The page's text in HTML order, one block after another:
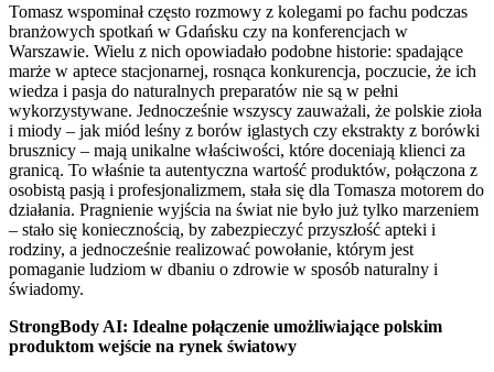
Tomasz wspominał często rozmowy z kolegami po fachu podczas
branżowych spotkań w Gdańsku czy na konferencjach w
Warszawie. Wielu z nich opowiadało podobne historie: spadające
marże w aptece stacjonarnej, rosnąca konkurencja, poczucie, że ich
wiedza i pasja do naturalnych preparatów nie są w pełni
wykorzystywane. Jednocześnie wszyscy zauważali, że polskie zioła
i miody – jak miód leśny z borów iglastych czy ekstrakty z borówki
brusznicy – mają unikalne właściwości, które doceniają klienci za
granicą. To właśnie ta autentyczna wartość produktów, połączona z
osobistą pasją i profesjonalizmem, stała się dla Tomasza motorem do
działania. Pragnienie wyjścia na świat nie było już tylko marzeniem
– stało się koniecznością, by zabezpieczyć przyszłość apteki i
rodziny, a jednocześnie realizować powołanie, którym jest
pomaganie ludziom w dbaniu o zdrowie w sposób naturalny i
świadomy.
StrongBody AI: Idealne połączenie umożliwiające polskim
produktom wejście na rynek światowy